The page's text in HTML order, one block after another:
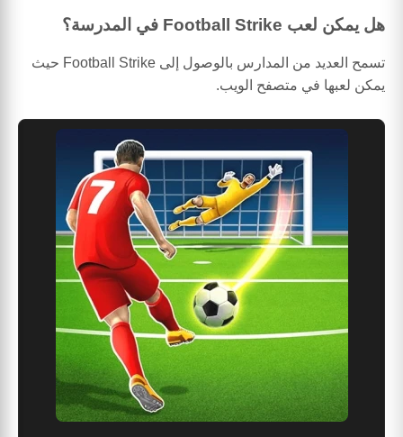
هل يمكن لعب Football Strike في المدرسة؟
تسمح العديد من المدارس بالوصول إلى Football Strike حيث
يمكن لعبها في متصفح الويب.